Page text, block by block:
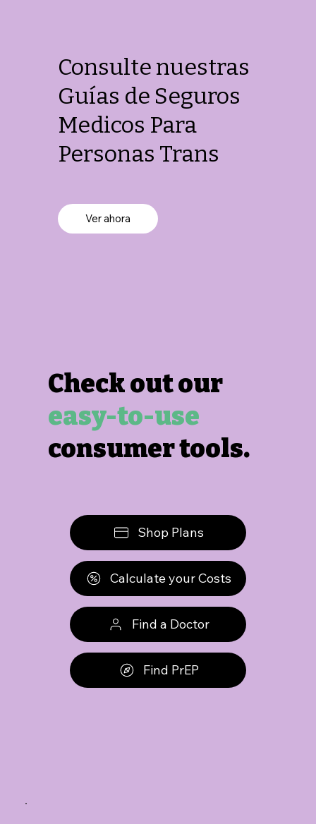
Consulte nuestras
Guías de Seguros
Medicos Para
Personas Trans
Ver ahora
Shop Plans
Calculate your Costs
Find a Doctor
Find PrEP
Check out our
easy-to-use
consumer tools.